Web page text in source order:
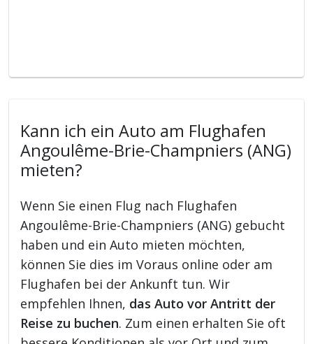
Kann ich ein Auto am Flughafen
Angoulême-Brie-Champniers (ANG)
mieten?
Wenn Sie einen Flug nach Flughafen
Angoulême-Brie-Champniers (ANG) gebucht
haben und ein Auto mieten möchten,
können Sie dies im Voraus online oder am
Flughafen bei der Ankunft tun. Wir
empfehlen Ihnen, das Auto vor Antritt der
Reise zu buchen. Zum einen erhalten Sie oft